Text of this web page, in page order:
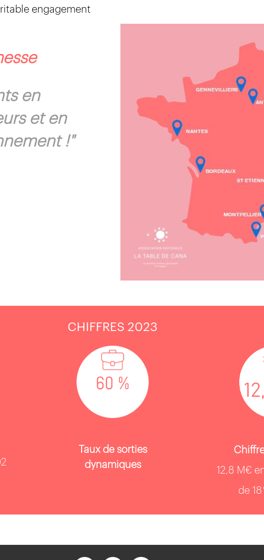
engagement
en
et en
!"
CHIFFRES 2023
Taux de sorties
dynamiques
12,8 M€
de